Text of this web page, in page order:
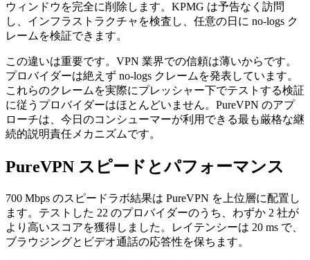
ウィンドウを完全に削除します。KPMG は予告なく訪問
し、インフラストラクチャを検査し、任意の日に no-logs ク
レームを検証できます。
この違いは重要です。VPN 業界での信頼は薄いからです。
プロバイダーは絶えず no-logs クレームを発表しています。
これらのクレームを実際にプレッシャー下でテストする検証
に従うプロバイダーはほとんどいません。PureVPN のアプ
ローチは、今日のコンシューマーが利用できる最も厳格な継
続的説明責任メカニズムです。
PureVPN スピードとパフォーマンス
700 Mbps のスピードラボ結果は PureVPN を上位層に配置し
ます。テストした 22 のプロバイダーのうち、わずか 2 社が
より高いスコアを獲得しました。レイテンシーは 20 ms で、
ブラウジングとビデオ通話の応答性を保ちます。